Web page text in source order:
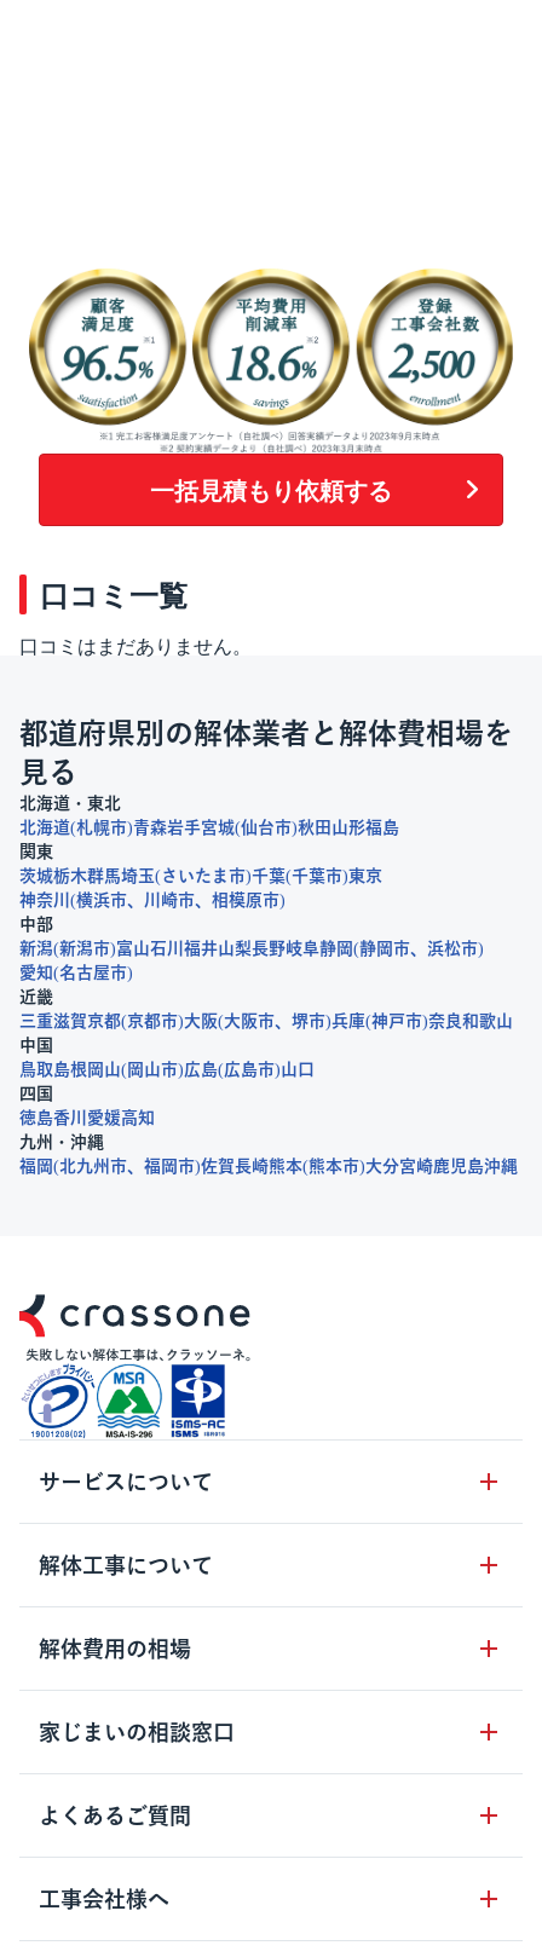
一括見積もり依頼する
口コミ一覧
口コミはまだありません。
都道府県別の解体業者と解体費相場を
見る
北海道・東北
北海道 札幌市 青森岩手宮城 仙台市 秋田 山形福島
関東
茨城栃木群馬埼玉 さいたま市 千葉 千葉市 東京
神奈川
横浜市 川崎市
相模原市
中部
新潟 新潟市 富山石川 福井山梨長野岐阜静岡 静岡市
浜松市
愛知 名古屋市
近畿
三重滋賀京都 京都市 大阪 大阪市 堺市 兵庫 神戸市 奈良和歌山
中国
鳥取 島根 岡山 岡山市 広島 広島市 山口
四国
徳島香川 愛媛高知
九州・沖縄
福岡 北九州市 福岡市 佐賀長崎熊本 熊本市 大分宮崎鹿児島沖縄
サービスについて
サービスの流れ
サービスのメリット
クラッソーネの自治体連携
お客さまの声
空き家の処分を検討のお客様へ
解体工事について
解体工事の基礎知識
解体工事に関わる法律
用語集
解体費用の相場
木造住宅の相場
鉄骨造住宅の相場
RC造住宅の相場
家じまいの相談窓口
家じまいの相談窓口
よくあるご質問
クラッソーネの利用方法
工事の進め方
工事会社様へ